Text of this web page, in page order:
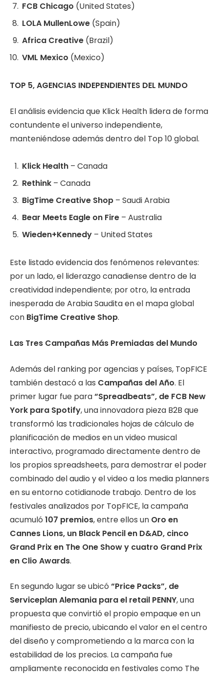
FCB Chicago (United States)
LOLA MullenLowe (Spain)
Africa Creative (Brazil)
VML Mexico (Mexico)
TOP 5, AGENCIAS INDEPENDIENTES DEL MUNDO
El análisis evidencia que Klick Health lidera de forma
contundente el universo independiente,
manteniéndose además dentro del Top 10 global.
Klick Health – Canada
Rethink – Canada
BigTime Creative Shop – Saudi Arabia
Bear Meets Eagle on Fire – Australia
Wieden+Kennedy – United States
Este listado evidencia dos fenómenos relevantes:
por un lado, el liderazgo canadiense dentro de la
creatividad independiente; por otro, la entrada
inesperada de Arabia Saudita en el mapa global
con BigTime Creative Shop.
Las Tres Campañas Más Premiadas del Mundo
Además del ranking por agencias y países, TopFICE
también destacó a las Campañas del Año. El
primer lugar fue para“Spreadbeats”, de FCB New
York para Spotify, una innovadora pieza B2B que
transformó las tradicionales hojas de cálculo de
planificación de medios en un video musical
interactivo, programado directamente dentro de
los propios spreadsheets, para demostrar el poder
combinado del audio y el video a los media planners
en su entorno cotidianode trabajo. Dentro de los
festivales analizados por TopFICE, la campaña
acumuló 107 premios, entre ellos un Oro en
Cannes Lions, un Black Pencil en D&AD, cinco
Grand Prix en The One Show y cuatro Grand Prix
en Clio Awards.
En segundo lugar se ubicó “Price Packs”, de
Serviceplan Alemania para el retail PENNY, una
propuesta que convirtió el propio empaque en un
manifiesto de precio, ubicando el valor en el centro
del diseño y comprometiendo a la marca con la
estabilidad de los precios. La campaña fue
ampliamente reconocida en festivales como The